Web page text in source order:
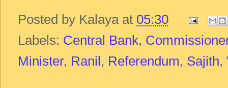
Posted by Kalaya at 05:30
Labels: Central Bank,
Minister, Ranil , Referendum, Sajith,